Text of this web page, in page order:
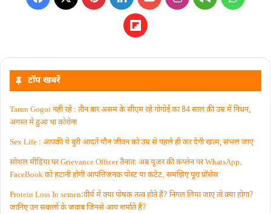
टॉप खबरें
Tarun Gogoi नहीं रहे : तीन बार असम के सीएम रहे गोगोई का 84 साल की उम्र में निधन,
अगस्त में हुआ था कोरोना
Sex Life : आपकी ये बुरी आदतें याैन जीवन को उम्र से पहले ही कर देंगी खत्म, संभल जाएं
सोशल मीडिया पर Grievance Officer तैनात: अब यूजर की कंप्लेन पर WhatsApp‚
FaceBook को हटानी होगी आपत्तिजनक पोस्ट या कंटेंट‚ समझिए पूरा प्रॉसेस
Protein Loss In semen:वीर्य में क्या पोषक तत्व होते हैं? निगल लिया जाए तो क्या होगा?
जानिए उन सवालों के जवाब जिनसे आप शर्माते हैं?